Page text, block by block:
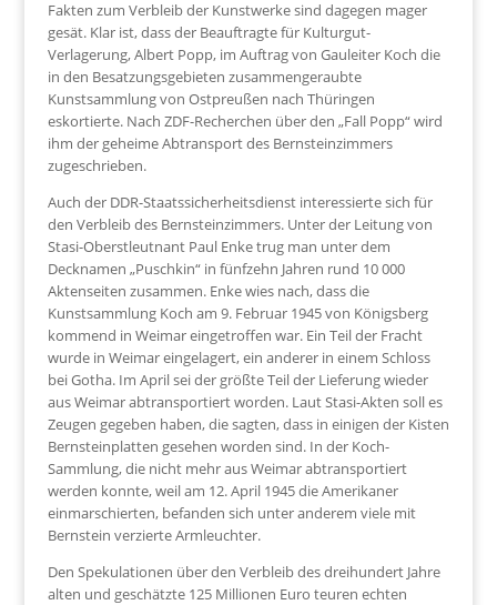
Fakten zum Verbleib der Kunstwerke sind dagegen mager
gesät. Klar ist, dass der Beauftragte für Kulturgut-
Verlagerung, Albert Popp, im Auftrag von Gauleiter Koch die
in den Besatzungsgebieten zusammengeraubte
Kunstsammlung von Ostpreußen nach Thüringen
eskortierte. Nach ZDF-Recherchen über den „Fall Popp“ wird
ihm der geheime Abtransport des Bernsteinzimmers
zugeschrieben.
Auch der DDR-Staatssicherheitsdienst interessierte sich für
den Verbleib des Bernsteinzimmers. Unter der Leitung von
Stasi-Oberstleutnant Paul Enke trug man unter dem
Decknamen „Puschkin“ in fünfzehn Jahren rund 10 000
Aktenseiten zusammen. Enke wies nach, dass die
Kunstsammlung Koch am 9. Februar 1945 von Königsberg
kommend in Weimar eingetroffen war. Ein Teil der Fracht
wurde in Weimar eingelagert, ein anderer in einem Schloss
bei Gotha. Im April sei der größte Teil der Lieferung wieder
aus Weimar abtransportiert worden. Laut Stasi-Akten soll es
Zeugen gegeben haben, die sagten, dass in einigen der Kisten
Bernsteinplatten gesehen worden sind. In der Koch-
Sammlung, die nicht mehr aus Weimar abtransportiert
werden konnte, weil am 12. April 1945 die Amerikaner
einmarschierten, befanden sich unter anderem viele mit
Bernstein verzierte Armleuchter.
Den Spekulationen über den Verbleib des dreihundert Jahre
alten und geschätzte 125 Millionen Euro teuren echten